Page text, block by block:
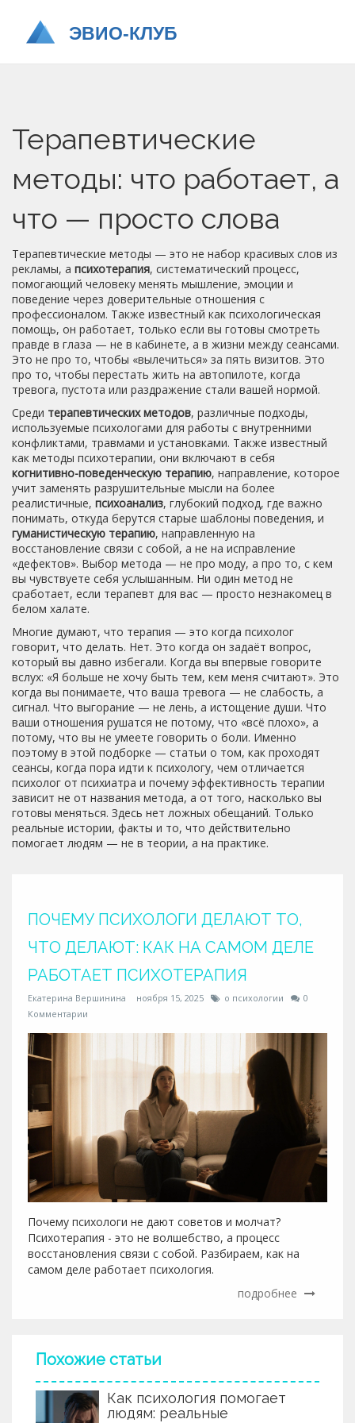
Терапевтические
методы: что работает, а
что — просто слова
Терапевтические методы — это не набор красивых слов из
рекламы, а психотерапия, систематический процесс,
помогающий человеку менять мышление, эмоции и
поведение через доверительные отношения с
профессионалом. Также известный как психологическая
помощь, он работает, только если вы готовы смотреть
правде в глаза — не в кабинете, а в жизни между сеансами.
Это не про то, чтобы «вылечиться» за пять визитов. Это
про то, чтобы перестать жить на автопилоте, когда
тревога, пустота или раздражение стали вашей нормой.
Среди терапевтических методов, различные подходы,
используемые психологами для работы с внутренними
конфликтами, травмами и установками. Также известный
как методы психотерапии, они включают в себя
когнитивно-поведенческую терапию, направление, которое
учит заменять разрушительные мысли на более
реалистичные, психоанализ, глубокий подход, где важно
понимать, откуда берутся старые шаблоны поведения, и
гуманистическую терапию, направленную на
восстановление связи с собой, а не на исправление
«дефектов». Выбор метода — не про моду, а про то, с кем
вы чувствуете себя услышанным. Ни один метод не
сработает, если терапевт для вас — просто незнакомец в
белом халате.
Многие думают, что терапия — это когда психолог
говорит, что делать. Нет. Это когда он задаёт вопрос,
который вы давно избегали. Когда вы впервые говорите
вслух: «Я больше не хочу быть тем, кем меня считают». Это
когда вы понимаете, что ваша тревога — не слабость, а
сигнал. Что выгорание — не лень, а истощение души. Что
ваши отношения рушатся не потому, что «всё плохо», а
потому, что вы не умеете говорить о боли. Именно
поэтому в этой подборке — статьи о том, как проходят
сеансы, когда пора идти к психологу, чем отличается
психолог от психиатра и почему эффективность терапии
зависит не от названия метода, а от того, насколько вы
готовы меняться. Здесь нет ложных обещаний. Только
реальные истории, факты и то, что действительно
помогает людям — не в теории, а на практике.
ПОЧЕМУ ПСИХОЛОГИ ДЕЛАЮТ ТО,
ЧТО ДЕЛАЮТ: КАК НА САМОМ ДЕЛЕ
РАБОТАЕТ ПСИХОТЕРАПИЯ
Екатерина Вершинина ноября 15, 2025 о психологии
0
Комментарии
Почему психологи не дают советов и молчат?
Психотерапия - это не волшебство, а процесс
восстановления связи с собой. Разбираем, как на
самом деле работает психология.
подробнее
Похожие статьи
Как психология помогает
людям: реальные